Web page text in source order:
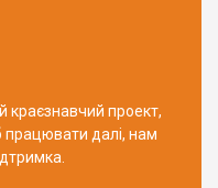
краєзнавчий проект,
працювати далі, нам